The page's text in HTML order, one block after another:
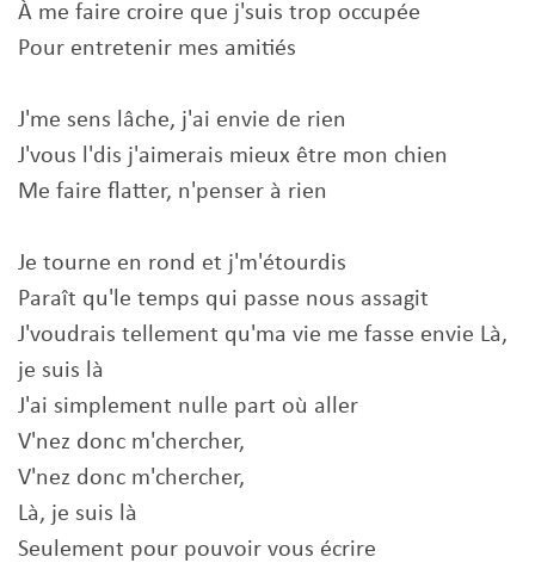
À me faire croire que j'suis trop occupée
Pour entretenir mes amitiés
J'me sens lâche, j'ai envie de rien
J'vous l'dis j'aimerais mieux être mon chien
Me faire flatter, n'penser à rien
Je tourne en rond et j'm'étourdis
Paraît qu'le temps qui passe nous assagit
J'voudrais tellement qu'ma vie me fasse envie Là,
je suis là
J'ai simplement nulle part où aller
V'nez donc m'chercher,
V'nez donc m'chercher,
Là, je suis là
Seulement pour pouvoir vous écrire